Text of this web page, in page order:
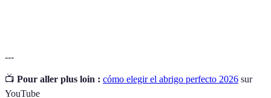
---
📺 Pour aller plus loin : cómo elegir el abrigo perfecto 2026 sur
YouTube